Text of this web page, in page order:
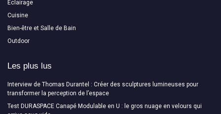
Éclairage
Cuisine
Bien-être et Salle de Bain
Outdoor
Les plus lus
Interview de Thomas Durantel : Créer des sculptures lumineuses pour
transformer la perception de l’espace
Test DURASPACE Canapé Modulable en U : le gros nuage en velours qui